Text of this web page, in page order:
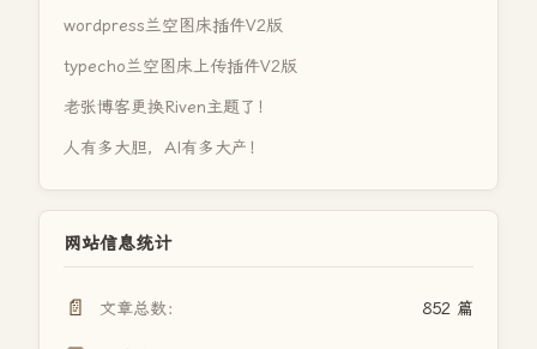
wordpress兰空图床插件V2版
typecho兰空图床上传插件V2版
老张博客更换Riven主题了！
人有多大胆，AI有多大产！
网站信息统计
📄 文章总数： 852 篇